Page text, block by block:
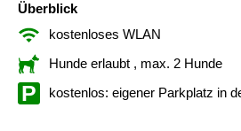
Überblick
kostenloses WLAN
Hunde erlaubt , max. 2 Hunde
kostenlos: eigener Parkplatz in